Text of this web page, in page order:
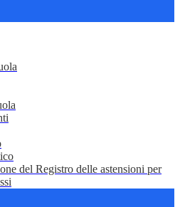
del Registro delle astensioni per